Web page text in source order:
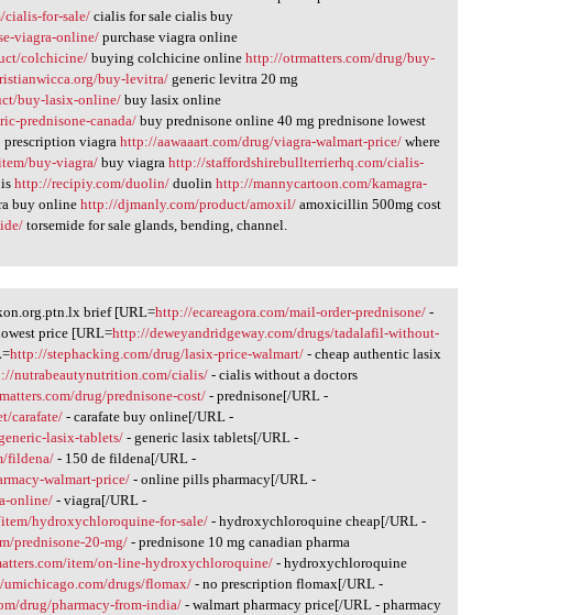
cialis-for-sale/ cialis for sale cialis buy
viagra-online/ purchase viagra online
colchicine/buying colchicine onlinehttp://otrmatters.com/drug/buy-
buy-levitra/ generic levitra 20 mg
buy-lasix-online/ buy lasix online
prednisone-canada/ buy prednisone online 40 mg prednisone lowest
prescription viagrahttp://aawaaart.com/drug/viagra-walmart-price/ where
buy-viagra/ buy viagrahttp://staffordshirebullterrierhq.com/cialis-
http://recipiy.com/duolin/ duolinhttp://mannycartoon.com/kamagra-
buy onlinehttp://djmanly.com/product/amoxil/ amoxicillin 500mg cost
torsemide for sale glands, bending, channel.
brief [URL=http://ecareagora.com/mail-order-prednisone/ -
price [URL=http://deweyandridgeway.com/drugs/tadalafil-without-
http://stephacking.com/drug/lasix-price-walmart/ - cheap authentic lasix
nutrabeautynutrition.com/cialis/- cialis without a doctors
drug/prednisone-cost/ - prednisone[/URL -
carafate/- carafate buy online[/URL -
lasix-tablets/- generic lasix tablets[/URL -
fildena/- 150 de fildena[/URL -
walmart-price/ - online pills pharmacy[/URL -
online/- viagra[/URL -
hydroxychloroquine-for-sale/ - hydroxychloroquine cheap[/URL -
prednisone-20-mg/ - prednisone 10 mg canadian pharma
item/on-line-hydroxychloroquine/- hydroxychloroquine
drugs/flomax/ - no prescription flomax[/URL -
drug/pharmacy-from-india/ - walmart pharmacy price[/URL - pharmacy